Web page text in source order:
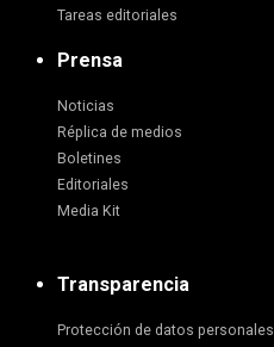
Tareas editoriales
Prensa
Noticias
Réplica de medios
Boletines
Editoriales
Media Kit
Transparencia
Protección de datos personales